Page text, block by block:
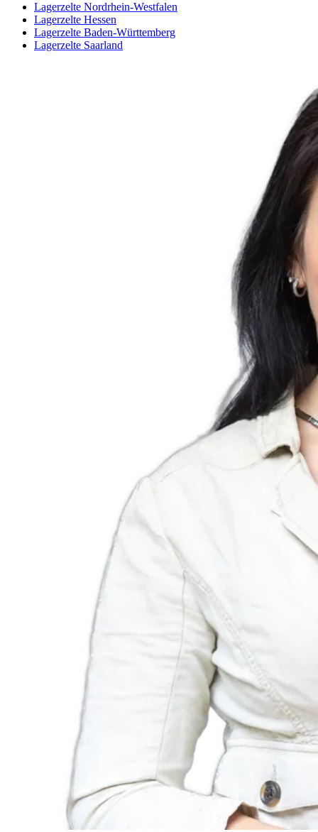
Lagerzelte Nordrhein-Westfalen
Lagerzelte Hessen
Lagerzelte Baden-Württemberg
Lagerzelte Saarland